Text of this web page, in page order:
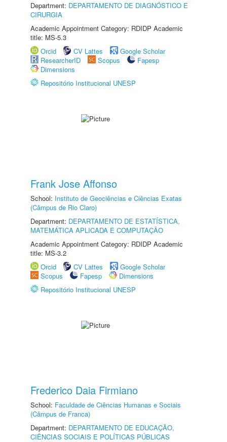
Department: DEPARTAMENTO DE DIAGNÓSTICO E
CIRURGIA
Academic Appointment Category: RDIDP Academic
title: MS-5.3
Orcid
CV Lattes
Google Scholar
ResearcherID
Scopus
Fapesp
Dimensions
Repositório Institucional UNESP
Frank Jose Affonso
School: Instituto de Geociências e Ciências Exatas
(Câmpus de Rio Claro)
Department: DEPARTAMENTO DE ESTATÍSTICA,
MATEMÁTICA APLICADA E COMPUTAÇÃO
Academic Appointment Category: RDIDP Academic
title: MS-3.2
Orcid
CV Lattes
Google Scholar
Scopus
Fapesp
Dimensions
Repositório Institucional UNESP
Frederico Daia Firmiano
School: Faculdade de Ciências Humanas e Sociais
(Câmpus de Franca)
Department: DEPARTAMENTO DE EDUCAÇÃO,
CIÊNCIAS SOCIAIS E POLÍTICAS PÚBLICAS